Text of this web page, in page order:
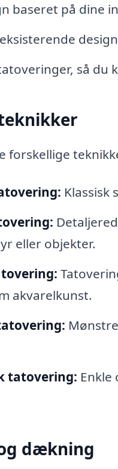
baseret på dine
så du
forskellige
Klassisk
eller objekter.
akvarelkunst.
tatovering:
dækning